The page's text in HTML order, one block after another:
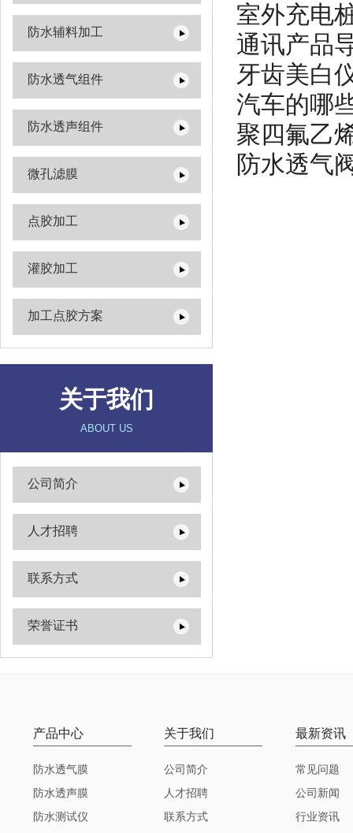
防水辅料加工
防水透气组件
防水透声组件
微孔滤膜
点胶加工
灌胶加工
加工点胶方案
关于我们
ABOUT US
公司简介
人才招聘
联系方式
荣誉证书
室外充电
通讯产品
牙齿美白
汽车的哪
聚四氟乙
防水透气
产品中心
防水透气膜
防水透声膜
防水测试仪
关于我们
公司简介
人才招聘
联系方式
最新资讯
常见问题
公司新闻
行业资讯